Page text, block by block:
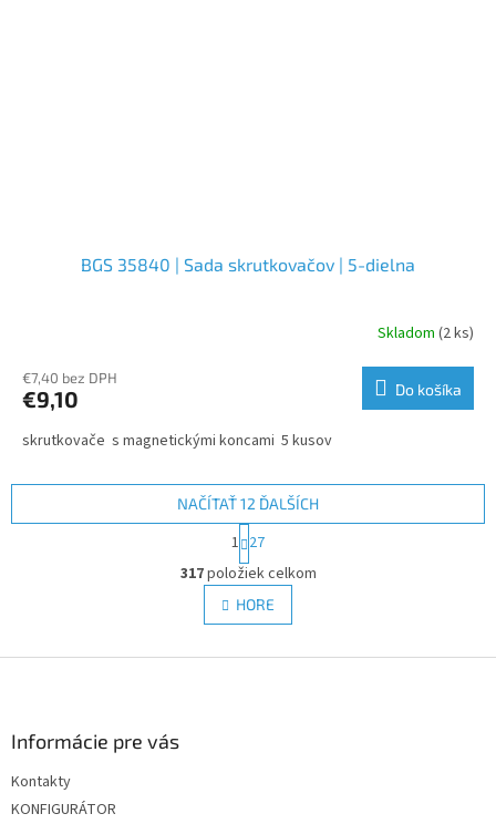
BGS 35840 | Sada skrutkovačov | 5-dielna
Skladom (2 ks)
€7,40 bez DPH
€9,10 Do košíka
skrutkovače s magnetickými koncami 5 kusov
O
v
l
á
NAČÍTAŤ 12 ĎALŠÍCH
S
t
r
á
n
k
v
1 27
317položiek celkom
HORE
Informácie pre vás
Kontakty
KONFIGURÁTOR